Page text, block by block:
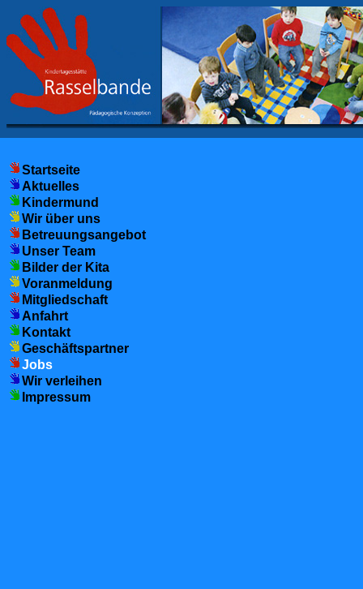
Startseite
Aktuelles
Kindermund
Wir über uns
Betreuungsangebot
Unser Team
Bilder der Kita
Voranmeldung
Mitgliedschaft
Anfahrt
Kontakt
Geschäftspartner
Jobs
Wir verleihen
Impressum